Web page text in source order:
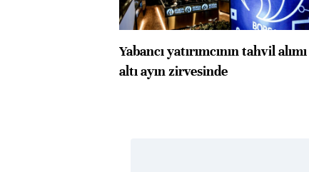
Yabancı yatırımcının tahvil alımı
altı ayın zirvesinde